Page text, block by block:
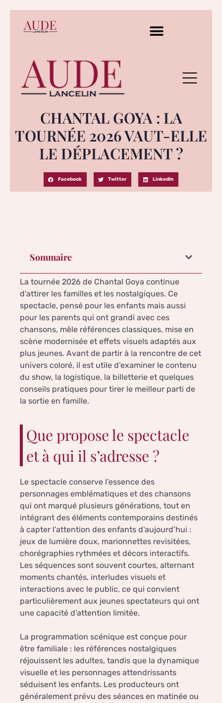
CHANTAL GOYA : LA
TOURNÉE 2026 VAUT-ELLE
LE DÉPLACEMENT ?
Facebook Twitter LinkedIn
Sommaire
La tournée 2026 de Chantal Goya continue
d’attirer les familles et les nostalgiques. Ce
spectacle, pensé pour les enfants mais aussi
pour les parents qui ont grandi avec ces
chansons, mêle références classiques, mise en
scène modernisée et effets visuels adaptés aux
plus jeunes. Avant de partir à la rencontre de cet
univers coloré, il est utile d’examiner le contenu
du show, la logistique, la billetterie et quelques
conseils pratiques pour tirer le meilleur parti de
la sortie en famille.
Que propose le spectacle
et à qui il s’adresse ?
Le spectacle conserve l’essence des
personnages emblématiques et des chansons
qui ont marqué plusieurs générations, tout en
intégrant des éléments contemporains destinés
à capter l’attention des enfants d’aujourd’hui :
jeux de lumière doux, marionnettes revisitées,
chorégraphies rythmées et décors interactifs.
Les séquences sont souvent courtes, alternant
moments chantés, interludes visuels et
interactions avec le public, ce qui convient
particulièrement aux jeunes spectateurs qui ont
une capacité d’attention limitée.
La programmation scénique est conçue pour
être familiale : les références nostalgiques
réjouissent les adultes, tandis que la dynamique
visuelle et les personnages attendrissants
séduisent les enfants. Les producteurs ont
généralement prévu des séances en matinée ou